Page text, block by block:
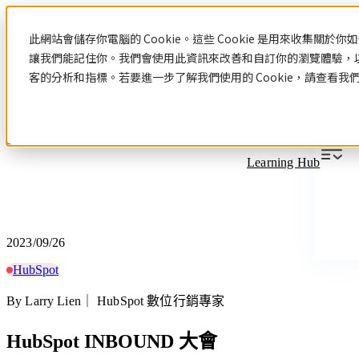
此網站會儲存你電腦的 Cookie。這些 Cookie 是用來收集關於你
讓我們能記住你。我們會使用此資訊來改善和自訂你的瀏覽體驗
客的分析和指標。若要進一步了解我們使用的 Cookie，請查看我
文章分類
Learning Hub
2023/09/26
HubSpot
By Larry Lien｜ HubSpot 數位行銷專家
HubSpot INBOUND 大會